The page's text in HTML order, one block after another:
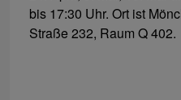
bis 17:30 Uhr. Ort ist
Straße 232, Raum Q 402.